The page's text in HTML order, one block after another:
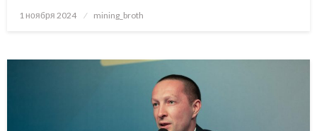
Posted
1 ноября 2024 mining_broth